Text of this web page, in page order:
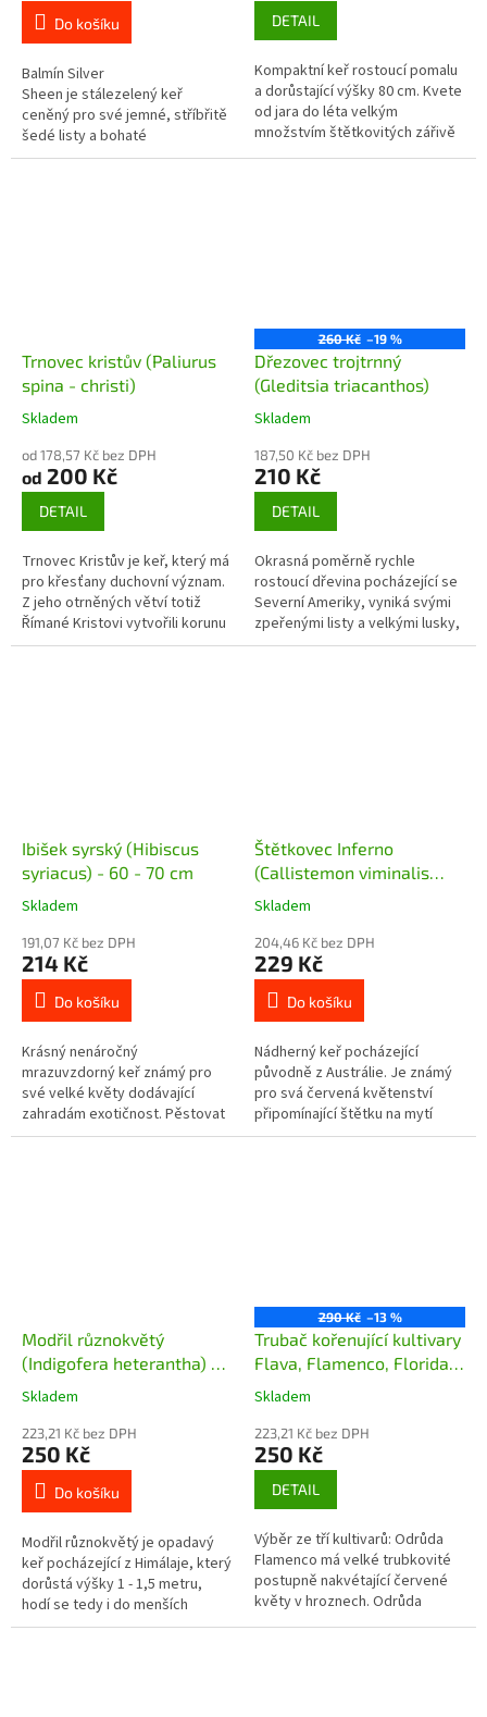
Do košíku
Balmín Silver
Sheen je stálezelený keř
ceněný pro své jemné, stříbřitě
šedé listy a bohaté
kvetení. Rostlina pochází z
DETAIL
Kompaktní keř rostoucí pomalu
a dorůstající výšky 80 cm. Kvete
od jara do léta velkým
množstvím štětkovitých zářivě
červených květů. Velmi odolný
Trnovec kristův (Paliurus
spina - christi)
Skladem
od 178,57 Kč bez DPH
od 200 Kč
DETAIL
Trnovec Kristův je keř, který má
pro křesťany duchovní význam.
Z jeho otrněných větví totiž
Římané Kristovi vytvořili korunu
při cestě na Golgotu.
260 Kč –19 %
Dřezovec trojtrnný
(Gleditsia triacanthos)
Skladem
187,50 Kč bez DPH
210 Kč
DETAIL
Okrasná poměrně rychle
rostoucí dřevina pocházející se
Severní Ameriky, vyniká svými
zpeřenými listy a velkými lusky,
které dodávají stromům
Ibišek syrský (Hibiscus
syriacus) - 60 - 70 cm
Skladem
191,07 Kč bez DPH
214 Kč
Do košíku
Krásný nenáročný
mrazuvzdorný keř známý pro
své velké květy dodávající
zahradám exotičnost. Pěstovat
ho můžeme v přenosných
Štětkovec Inferno
(Callistemon viminalis
Inferno) - 40 - 50 cm
Skladem
204,46 Kč bez DPH
229 Kč
Do košíku
Nádherný keř pocházející
původně z Austrálie. Je známý
pro svá červená květenství
připomínající štětku na mytí
lahví, proto anglický název
Modřil různokvětý
(Indigofera heterantha) -
30 cm
Skladem
223,21 Kč bez DPH
250 Kč
Do košíku
Modřil různokvětý je opadavý
keř pocházející z Himálaje, který
dorůstá výšky 1 - 1,5 metru,
hodí se tedy i do menších
zahrádek. Vyhledávaný je
290 Kč –13 %
Trubač kořenující kultivary
Flava, Flamenco, Florida
(Campsis radicans) - 100 -
Skladem
223,21 Kč bez DPH
250 Kč
DETAIL
Výběr ze tří kultivarů: Odrůda
Flamenco má velké trubkovité
postupně nakvétající červené
květy v hroznech. Odrůda
Florida má velké trubkovité